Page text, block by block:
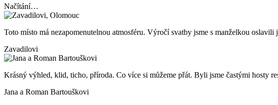
Načítání…
Toto místo má nezapomenutelnou atmosféru. Výročí svatby jsme s manželkou
Zavadilovi
Krásný výhled, klid, ticho, příroda. Co více si můžeme přát. Byli jsme častými hosty
Jana a Roman Bartouškovi